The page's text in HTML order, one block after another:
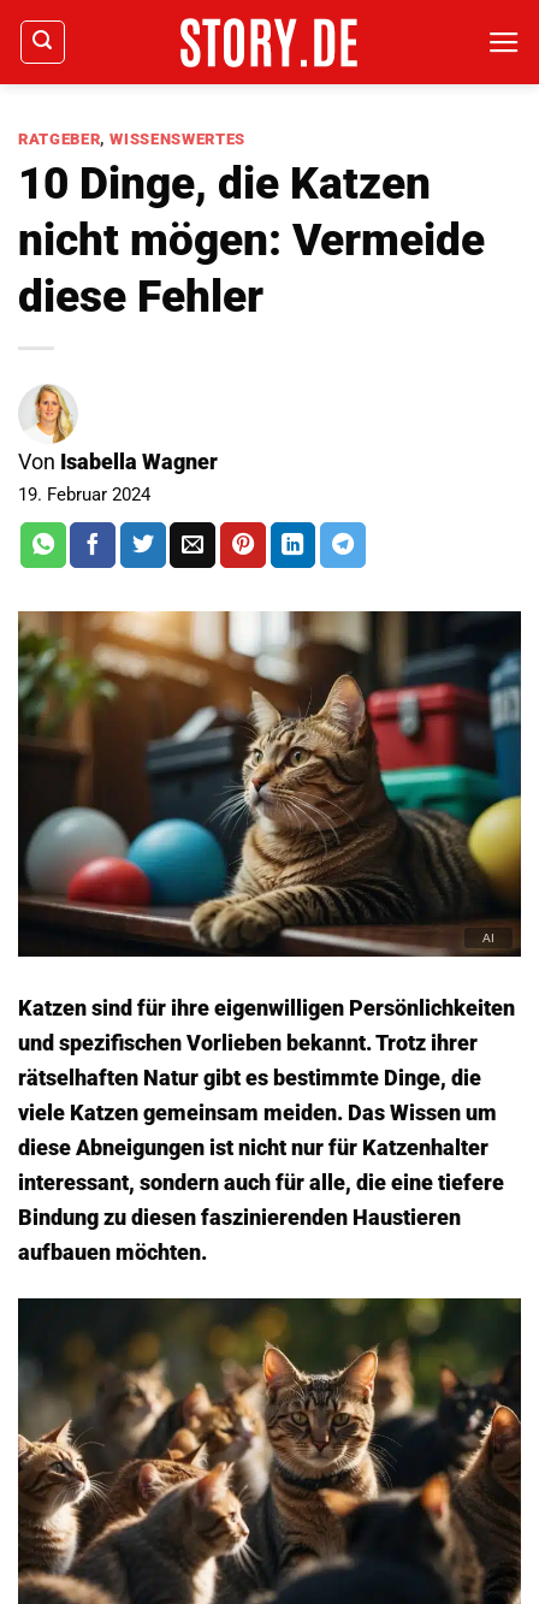
Zum
Inhalt
springen
RATGEBER,WISSENSWERTES
10 Dinge, die Katzen
nicht mögen: Vermeide
diese Fehler
Von Isabella Wagner
19. Februar 2024
Katzen sind für ihre eigenwilligen Persönlichkeiten
und spezifischen Vorlieben bekannt. Trotz ihrer
rätselhaften Natur gibt es bestimmte Dinge, die
viele Katzen gemeinsam meiden. Das Wissen um
diese Abneigungen ist nicht nur für Katzenhalter
interessant, sondern auch für alle, die eine tiefere
Bindung zu diesen faszinierenden Haustieren
aufbauen möchten.